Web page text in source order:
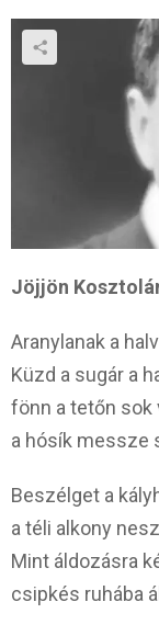
Jöjjön
Aranylanak a
Küzd a sugár a
fönn a tetőn sok
a hósík messze
Beszélget a
a téli alkony
Mint áldozásra
csipkés ruhába